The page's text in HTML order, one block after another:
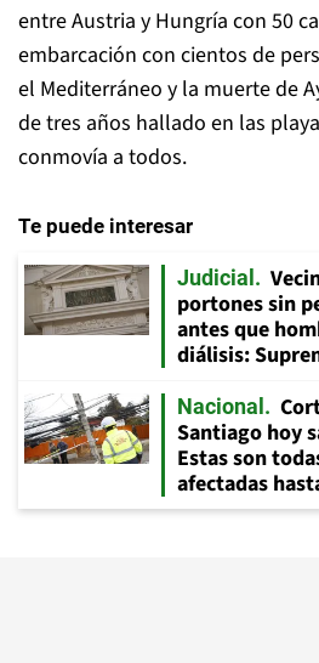
entre Austria y Hungría con 50
embarcación con cientos de
el Mediterráneo y la muerte de
de tres años hallado en las
conmovía a todos.
Te puede interesar
Judicial
portones sin
antes que
diálisis:
Nacional
Santiago hoy
Estas son
afectadas